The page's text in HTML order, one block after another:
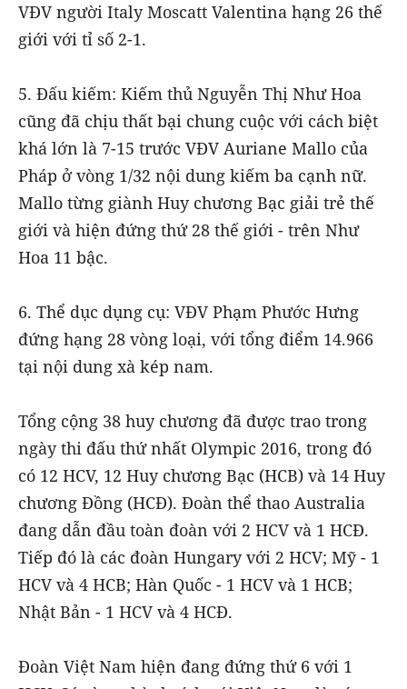
VĐV người Italy Moscatt Valentina hạng 26 thế
giới với tỉ số 2-1.
5. Đấu kiếm: Kiếm thủ Nguyễn Thị Như Hoa
cũng đã chịu thất bại chung cuộc với cách biệt
khá lớn là 7-15 trước VĐV Auriane Mallo của
Pháp ở vòng 1/32 nội dung kiếm ba cạnh nữ.
Mallo từng giành Huy chương Bạc giải trẻ thế
giới và hiện đứng thứ 28 thế giới - trên Như
Hoa 11 bậc.
6. Thể dục dụng cụ: VĐV Phạm Phước Hưng
đứng hạng 28 vòng loại, với tổng điểm 14.966
tại nội dung xà kép nam.
Tổng cộng 38 huy chương đã được trao trong
ngày thi đấu thứ nhất Olympic 2016, trong đó
có 12 HCV, 12 Huy chương Bạc (HCB) và 14 Huy
chương Đồng (HCĐ). Đoàn thể thao Australia
đang dẫn đầu toàn đoàn với 2 HCV và 1 HCĐ.
Tiếp đó là các đoàn Hungary với 2 HCV; Mỹ - 1
HCV và 4 HCB; Hàn Quốc - 1 HCV và 1 HCB;
Nhật Bản - 1 HCV và 4 HCĐ.
Đoàn Việt Nam hiện đang đứng thứ 6 với 1